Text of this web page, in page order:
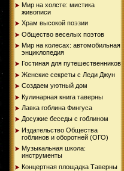
Мир на холсте: мистика
живописи
Храм высокой поэзии
Общество веселых поэтов
Мир на колесах: автомобильная
энциклопедия
Гостиная для путешественников
Женские секреты с Леди Джун
Создаем уютный дом
Кулинарная книга таверны
Лавка гоблина Фингуса
Досужие беседы с гоблином
Издательство Общества
гоблинов и оборотней (ОГО)
Музыкальная школа:
инструменты
Концертная площадка Таверны